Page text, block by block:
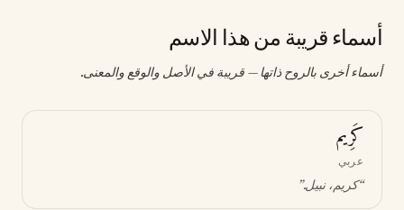
أسماء قريبة من هذا الاسم
أسماء أخرى بالروح ذاتها — قريبة في الأصل والوقع والمعنى.
كَرِيم
عربي
“كريم، نبيل.”